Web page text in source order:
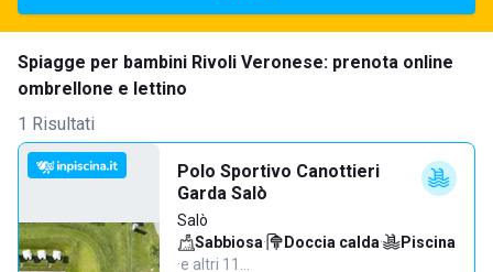
Spiagge per bambini Rivoli Veronese: prenota online
ombrellone e lettino
1 Risultati
Polo Sportivo Canottieri
Garda Salò
Salò
Sabbiosa· Doccia calda·
Piscina
·e altri 11…